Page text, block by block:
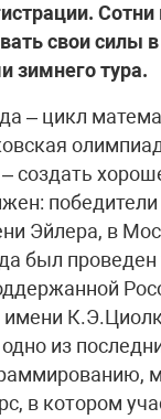
свои силы
зимнего тура.
– цикл
создать
Эйлера, в
был проведен
имени
из
в котором